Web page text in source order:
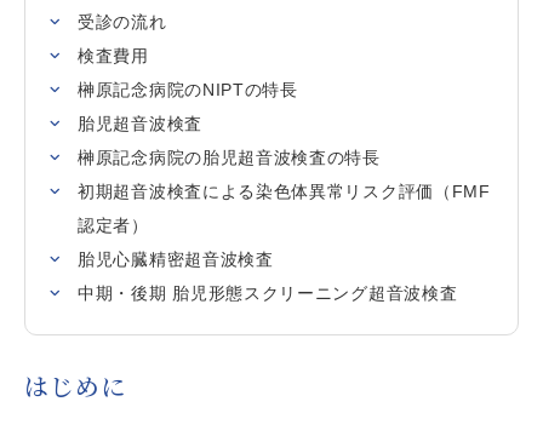
受診の流れ
検査費用
榊󠄀󠄀󠄀󠄀󠄀󠄀原記念病院のNIPTの特長
胎児超音波検査
榊󠄀󠄀󠄀󠄀󠄀󠄀原記念病院の胎児超音波検査の特長
初期超音波検査による染色体異常リスク評価（FMF
認定者）
胎児心臓精密超音波検査
中期・後期 胎児形態スクリーニング超音波検査
はじめに